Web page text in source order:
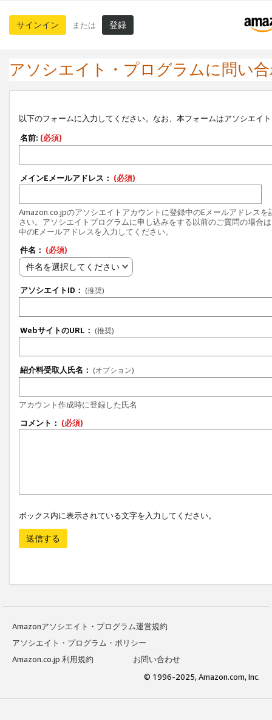
サインイン または 登録
アソシエイト・プログラムに問い
以下のフォームに入力してください。なお、本フォームはアソシエイ
名前: (必須)
メインEメールアドレス： (必須)
Amazon.co.jpのアソシエイトアカウントに登録中のEメールアドレスを
さい。アソシエイトプログラムに申し込みをする以前のご質問の場合
中のEメールアドレスを入力してください。
件名： (必須)
件名を選択してください
アソシエイトID： (推奨)
WebサイトのURL： (推奨)
紹介料受取人氏名： (オプション)
アカウント作成時に登録した氏名
コメント： (必須)
ボックス内に表示されている文字を入力してください。
送信する
Amazonアソシエイト・プログラム運営規約
アソシエイト・プログラム・ポリシー
Amazon.co.jp 利用規約
お問い合わせ
© 1996-2025, Amazon.com, Inc.